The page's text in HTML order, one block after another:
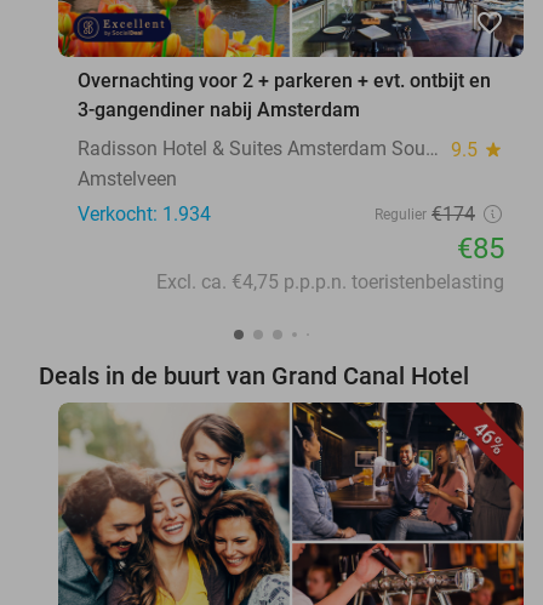
favorite_border
Overnachting voor 2 + parkeren + evt. ontbijt en
3-gangendiner nabij Amsterdam
Radisson Hotel & Suites Amsterdam South 9.5 star
Amstelveen
Verkocht: 1.934
Regulier €174
€85
Excl. ca. €4,75 p.p.p.n. toeristenbelasting
Deals in de buurt van Grand Canal Hotel
46%